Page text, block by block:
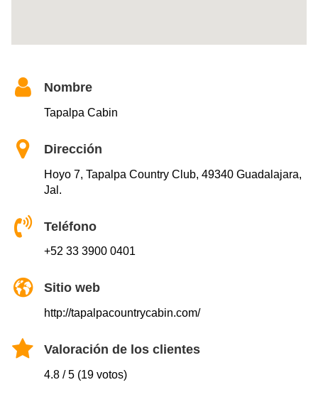
Nombre
Tapalpa Cabin
Dirección
Hoyo 7, Tapalpa Country Club, 49340 Guadalajara,
Jal.
Teléfono
+52 33 3900 0401
Sitio web
http://tapalpacountrycabin.com/
Valoración de los clientes
4.8 / 5 (19 votos)